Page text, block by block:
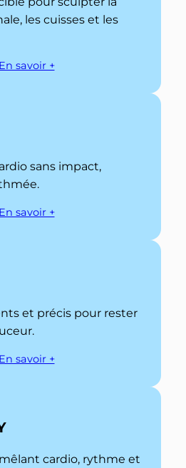
les cuisses et les
En savoir +
sans impact,
En savoir +
et précis pour rester
En savoir +
cardio, rythme et